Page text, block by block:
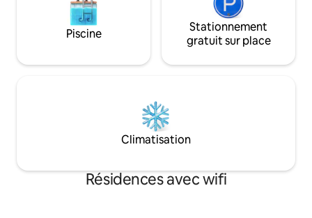
Piscine
Stationnement
gratuit sur place
Climatisation
Résidences avec wifi